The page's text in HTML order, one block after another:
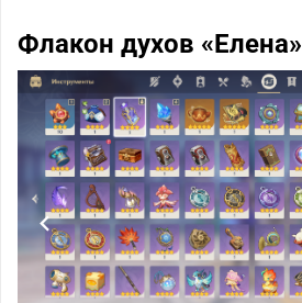
Флакон духов «Елена»